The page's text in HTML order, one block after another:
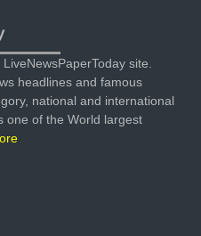
site.
headlines and famous
national and international
one of the World largest